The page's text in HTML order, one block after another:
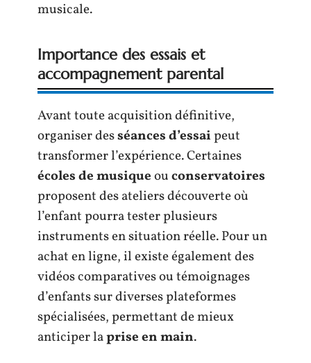
musicale.
Importance des essais et
accompagnement parental
Avant toute acquisition définitive,
organiser desséances d’essaipeut
transformer l’expérience. Certaines
écoles de musiqueouconservatoires
proposent des ateliers découverte où
l’enfant pourra tester plusieurs
instruments en situation réelle. Pour un
achat en ligne, il existe également des
vidéos comparatives ou témoignages
d’enfants sur diverses plateformes
spécialisées, permettant de mieux
anticiper laprise en main.